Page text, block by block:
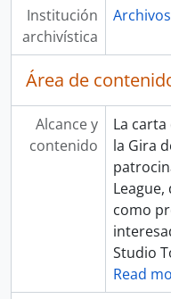
Institución
archivística
Área de
Alcance y
contenido
La
la Gira
como
Studio
Read